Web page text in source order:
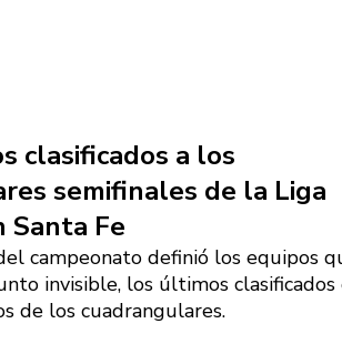
clasificados a los
semifinales de la Liga
Santa Fe
campeonato definió los equipos
invisible, los últimos clasificados
de los cuadrangulares.